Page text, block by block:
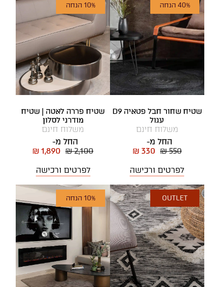
40% הנחה
שטיח שחור חבל פטאיה D9
עגול
משלוח חינם
החל מ-
₪ 550
₪ 330
לפרטים ורכישה
10% הנחה
שטיח פררה לאטה | שטיח
מודרני לסלון
משלוח חינם
החל מ-
₪ 2,100
₪ 1,890
לפרטים ורכישה
OUTLET 10% הנחה